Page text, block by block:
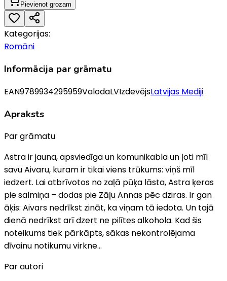
Pievienot grozam
Kategorijas:
Romāni
Informācija par grāmatu
EAN9789934295959ValodaLVIzdevējsLatvijas Mediji
Apraksts
Par grāmatu
Astra ir jauna, apsviedīga un komunikabla un ļoti mīl
savu Aivaru, kuram ir tikai viens trūkums: viņš mīl
iedzert. Lai atbrīvotos no zaļā pūķa lāsta, Astra ķeras
pie salmiņa – dodas pie Zāļu Annas pēc dziras. Ir gan
āķis: Aivars nedrīkst zināt, ka viņam tā iedota. Un tajā
dienā nedrīkst arī dzert ne pilītes alkohola. Kad šis
noteikums tiek pārkāpts, sākas nekontrolējama
dīvainu notikumu virkne...
Par autori